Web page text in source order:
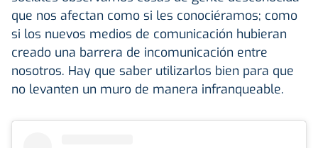
que nos afectan como si les conociéramos; como
si los nuevos medios de comunicación hubieran
creado una barrera de incomunicación entre
nosotros. Hay que saber utilizarlos bien para que
no levanten un muro de manera infranqueable.